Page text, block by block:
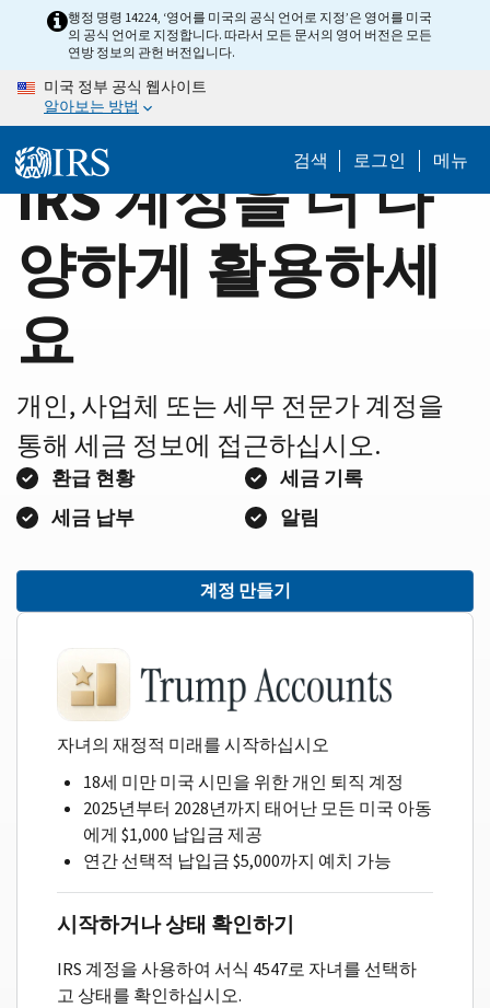
content
Home행정 명령 14224, ‘영어를 미국의 공식 언어로 지정’은 영어를 미국
의 공식 언어로 지정합니다. 따라서 모든 문서의 영어 버전은 모든
연방 정보의 관헌 버전입니다.
미국 정부 공식 웹사이트
알아보는 방법
검색 로그인 메뉴
IRS 계정을 더 다
양하게 활용하세
요
개인, 사업체 또는 세무 전문가 계정을
통해 세금 정보에 접근하십시오.
환급 현황
세금 기록
세금 납부
알림
계정 만들기
자녀의 재정적 미래를 시작하십시오
18세 미만 미국 시민을 위한 개인 퇴직 계정
2025년부터 2028년까지 태어난 모든 미국 아동
에게 $1,000 납입금 제공
연간 선택적 납입금 $5,000까지 예치 가능
시작하거나 상태 확인하기
IRS 계정을 사용하여 서식 4547로 자녀를 선택하
고 상태를 확인하십시오.